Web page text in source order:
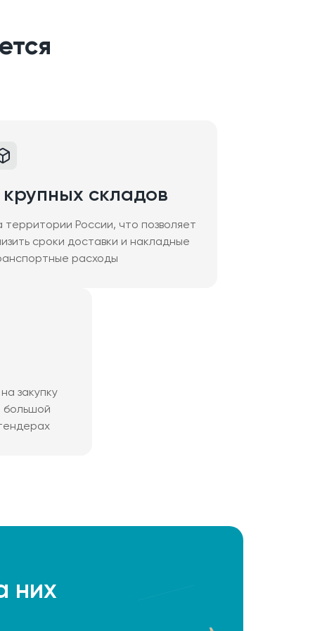
крупных складов
территории России, что позволяет
сроки доставки и накладные
расходы
закупку
большой
них